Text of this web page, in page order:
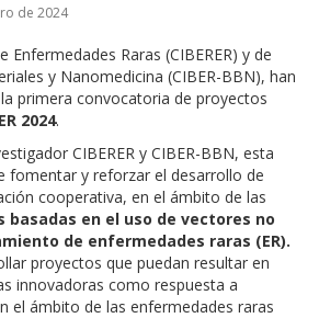
de 2024
Enfermedades Raras (CIBERER) y de
y Nanomedicina (CIBER-BBN), han
primera convocatoria de proyectos
2024.
CIBERER y CIBER-BBN, esta
fomentar y reforzar el desarrollo de
cooperativa, en el ámbito de las
basadas en el uso de vectores no
de enfermedades raras (ER).
proyectos que puedan resultar en
innovadoras como respuesta a
el ámbito de las enfermedades raras